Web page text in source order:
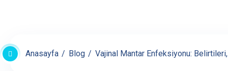
Anasayfa Blog Vajinal Mantar Enfeksiyonu: